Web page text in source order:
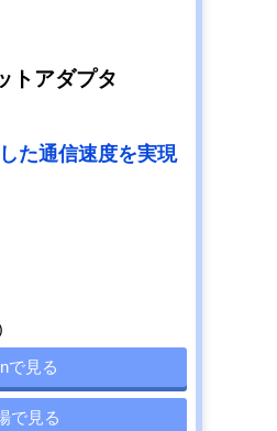
トアダプタ
た通信速度を実現
で見る
で見る